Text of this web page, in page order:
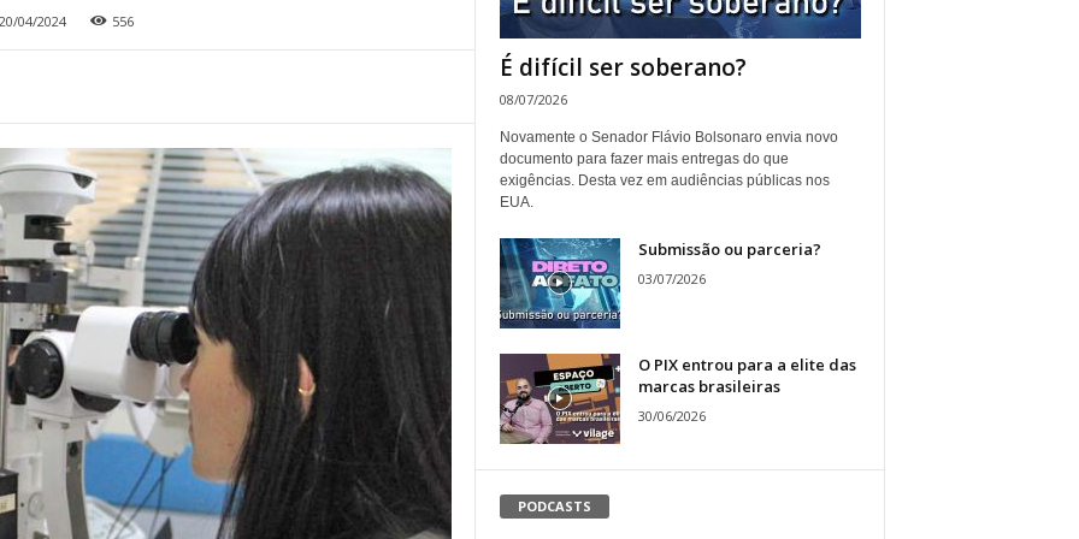
04/2024 556
É difícil ser soberano?
08/07/2026
Novamente o Senador Flávio Bolsonaro envia novo
documento para fazer mais entregas do que
exigências. Desta vez em audiências públicas nos
EUA.
Submissão ou parceria?
03/07/2026
O PIX entrou para a elite das
marcas brasileiras
30/06/2026
PODCASTS